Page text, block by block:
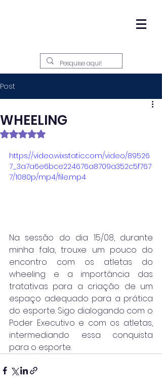
Post
WHEELING
Avaliado com NaN de 5 estrelas.
https://video.wixstatic.com/video/89526
7_3a7a6e6bce224676a8709a352c5f767
7/1080p/mp4/file.mp4
Na sessão do dia 15/08, durante
minha fala, trouxe um pouco do
encontro com os atletas do
wheeling e a importância das
tratativas para a criação de um
espaço adequado para a prática
do esporte. Sigo dialogando com o
Poder Executivo e com os atletas,
intermediando essa conquista
para o esporte.